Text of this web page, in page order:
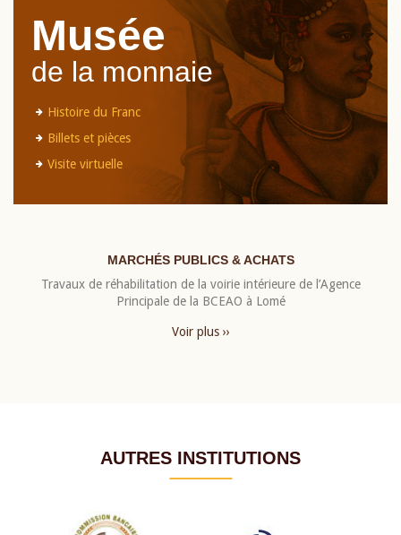
Musée
de la monnaie
Histoire du Franc
Billets et pièces
Visite virtuelle
MARCHÉS PUBLICS & ACHATS
Travaux de réhabilitation de la voirie intérieure de l’Agence
Principale de la BCEAO à Lomé
Voir plus ››
AUTRES INSTITUTIONS